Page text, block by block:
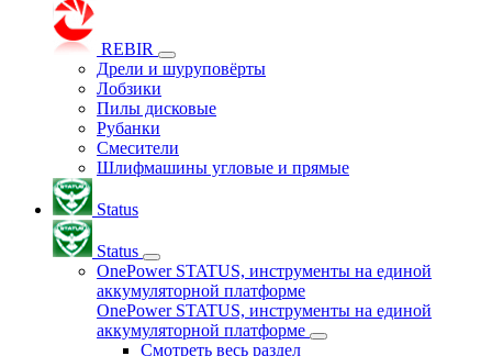
REBIR
Дрели и шуруповёрты
Лобзики
Пилы дисковые
Рубанки
Смесители
Шлифмашины угловые и прямые
Status
Status
OnePower STATUS, инструменты на единой
аккумуляторной платформе
OnePower STATUS, инструменты на единой
аккумуляторной платформе
Смотреть весь раздел